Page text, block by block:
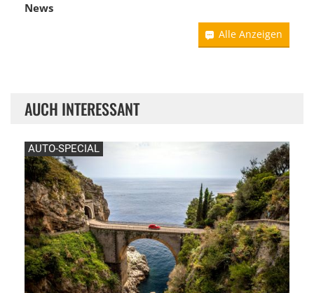
News
Alle Anzeigen
AUCH INTERESSANT
AUTO-SPECIAL